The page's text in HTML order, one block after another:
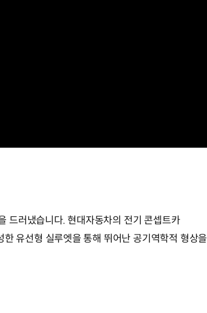
드러냈습니다. 현대자동차의 전기 콘셉트카
유선형 실루엣을 통해 뛰어난 공기역학적 형상을